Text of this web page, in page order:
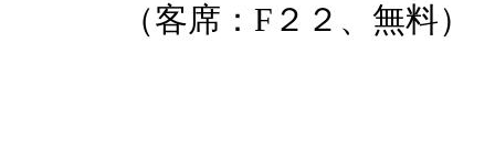
（客席：F２２、無料）